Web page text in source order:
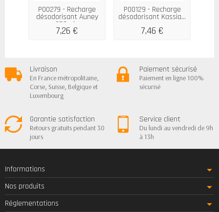
P00279 - Recharge
désodorisant Auney
250ml...
7,26 €
P00129 - Recharge
désodorisant Kassia...
7,46 €
Livraison
En France métropolitaine,
Corse, Suisse, Belgique et
Luxembourg
Paiement sécurisé
Paiement en ligne 100%
sécurisé
Garantie satisfaction
Retours gratuits pendant 30
jours
Service client
Du lundi au vendredi de 9h
à 13h
Informations
Nos produits
Réglementations